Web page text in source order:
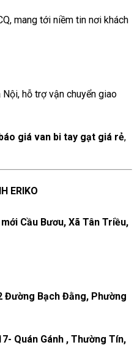
mang tới niềm tin nơi khách
hỗ trợ vận chuyển giao
giá van bi tay gạt giá rẻ,
ERIKO
Cầu Bươu, Xã Tân Triều,
Đường Bạch Đằng, Phường
Quán Gánh , Thường Tín,